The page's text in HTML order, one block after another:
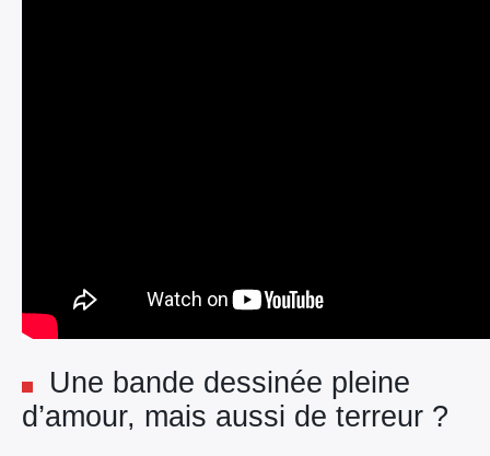
Une bande dessinée pleine
d’amour, mais aussi de terreur ?